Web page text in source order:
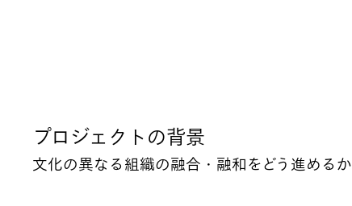
プロジェクトの背景
文化の異なる組織の融合・融和をどう進めるか